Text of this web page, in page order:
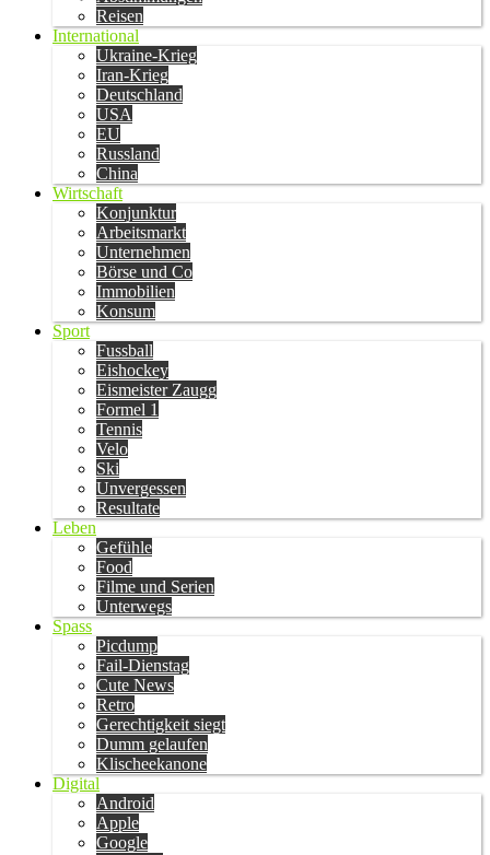
Reisen
International
Ukraine-Krieg
Iran-Krieg
Deutschland
USA
EU
Russland
China
Wirtschaft
Konjunktur
Arbeitsmarkt
Unternehmen
Börse und Co
Immobilien
Konsum
Sport
Fussball
Eishockey
Eismeister Zaugg
Formel 1
Tennis
Velo
Ski
Unvergessen
Resultate
Leben
Gefühle
Food
Filme und Serien
Unterwegs
Spass
Picdump
Fail-Dienstag
Cute News
Retro
Gerechtigkeit siegt
Dumm gelaufen
Klischeekanone
Digital
Android
Apple
Google